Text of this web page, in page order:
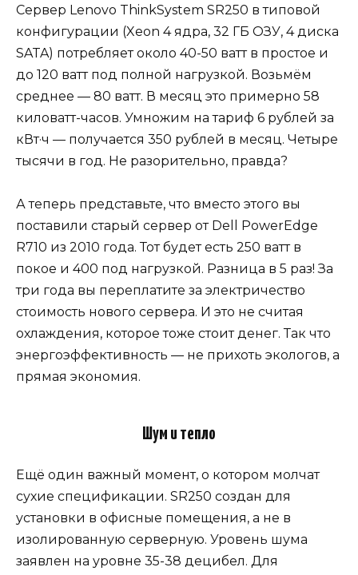
Сервер Lenovo ThinkSystem SR250 в типовой
конфигурации (Xeon 4 ядра, 32 ГБ ОЗУ, 4 диска
SATA) потребляет около 40-50 ватт в простое и
до 120 ватт под полной нагрузкой. Возьмём
среднее — 80 ватт. В месяц это примерно 58
киловатт-часов. Умножим на тариф 6 рублей за
кВт·ч — получается 350 рублей в месяц. Четыре
тысячи в год. Не разорительно, правда?
А теперь представьте, что вместо этого вы
поставили старый сервер от Dell PowerEdge
R710 из 2010 года. Тот будет есть 250 ватт в
покое и 400 под нагрузкой. Разница в 5 раз! За
три года вы переплатите за электричество
стоимость нового сервера. И это не считая
охлаждения, которое тоже стоит денег. Так что
энергоэффективность — не прихоть экологов, а
прямая экономия.
Шум и тепло
Ещё один важный момент, о котором молчат
сухие спецификации. SR250 создан для
установки в офисные помещения, а не в
изолированную серверную. Уровень шума
заявлен на уровне 35-38 децибел. Для